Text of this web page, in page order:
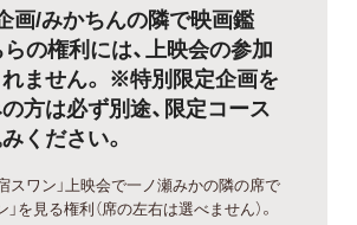
画/みかちんの隣で映画鑑
らの権利には、上映会の参加
ません。 ※特別限定企画を
方は必ず別途、限定コース
ください。
スワン」上映会で一ノ瀬みかの隣の席で
」を見る権利（席の左右は選べません）。